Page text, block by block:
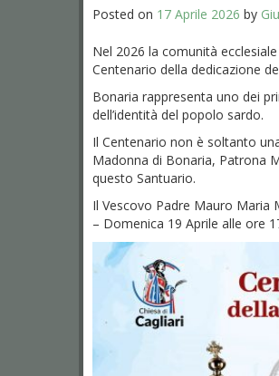
Posted on 17 Aprile 2026 by
Nel 2026 la comunità
Centenario della dedicazione
Bonaria rappresenta uno dei
dell’identità del popolo sardo.
Il Centenario non è soltanto
Madonna di Bonaria, Patrona
questo Santuario.
Il Vescovo Padre Mauro Maria
– Domenica 19 Aprile alle ore